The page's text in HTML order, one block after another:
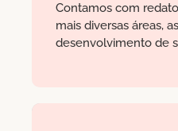
Contamos com
mais diversas áreas,
desenvolvimento de